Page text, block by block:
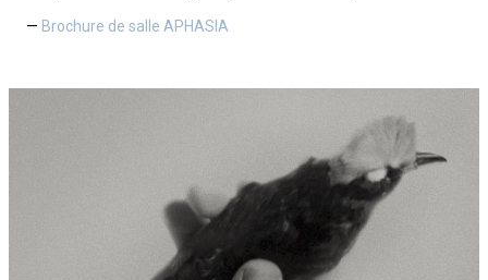
Brochure de salle APHASIA